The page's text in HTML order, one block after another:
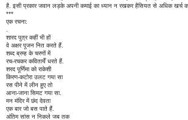
है. इसी प्रकार जवान लड़के अपनी कमाई का ध्यान न रखकर हैसियत से अधिक खर्च कर
***
एक रचना:
शारद पुत्र कहीं भी हों
वे अक्षर पूजन नित करते हैं.
शब्द ब्रम्ह के चरणों में
रच-रचकर कवितायेँ धरते हैं.
शरद पूर्णिमा को राकेशी
किरण-कटोरा उलट गया सा
रस पीने में लीन हुए तो
आना-जाना सिमट गया सा.
मन मंदिर में छंद देवता
एक बार जो बस पाते हैं.
अंतिम सांस न निकले जब तक